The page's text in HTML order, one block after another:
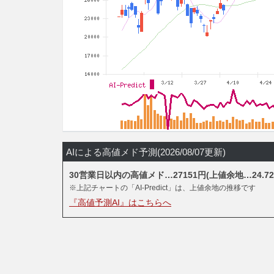
AIによる高値メド予測(2026/08/07更新)
30営業日以内の高値メド…27151円(上値余地
※上記チャートの「AI-Predict」は、上値余地の推移です
『高値予測AI』はこちらへ